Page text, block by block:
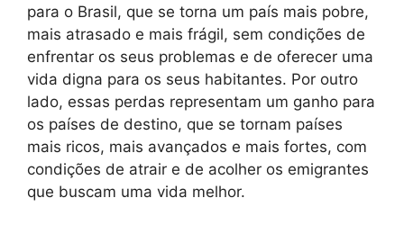
para o Brasil, que se torna um país mais pobre,
mais atrasado e mais frágil, sem condições de
enfrentar os seus problemas e de oferecer uma
vida digna para os seus habitantes. Por outro
lado, essas perdas representam um ganho para
os países de destino, que se tornam países
mais ricos, mais avançados e mais fortes, com
condições de atrair e de acolher os emigrantes
que buscam uma vida melhor.